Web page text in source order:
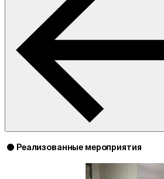
Реализованные мероприятия